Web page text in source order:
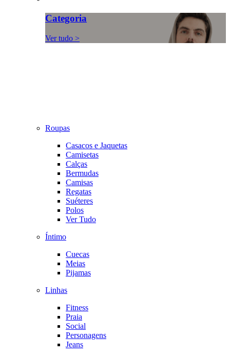
Categoria
Ver tudo >
Roupas
Casacos e Jaquetas
Camisetas
Calças
Bermudas
Camisas
Regatas
Suéteres
Polos
Ver Tudo
Íntimo
Cuecas
Meias
Pijamas
Linhas
Fitness
Praia
Social
Personagens
Jeans